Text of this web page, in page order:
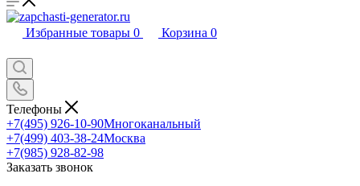
Избранные товары 0 Корзина 0
Телефоны
+7(495) 926-10-90Многоканальный
+7(499) 403-38-24Москва
+7(985) 928-82-98
Заказать звонок